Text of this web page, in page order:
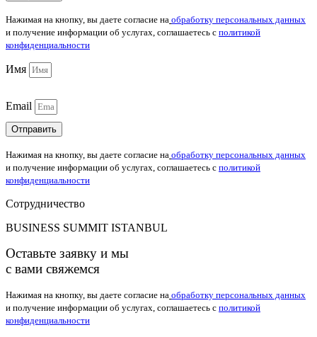
Нажимая на кнопку, вы даете согласие на обработку персональных данных
и получение информации об услугах, соглашаетесь с политикой
конфиденциальности
Имя
Email
Отправить
Нажимая на кнопку, вы даете согласие на обработку персональных данных
и получение информации об услугах, соглашаетесь с политикой
конфиденциальности
Сотрудничество
BUSINESS SUMMIT ISTANBUL
Оставьте заявку и мы
с вами свяжемся
Нажимая на кнопку, вы даете согласие на обработку персональных данных
и получение информации об услугах, соглашаетесь с политикой
конфиденциальности